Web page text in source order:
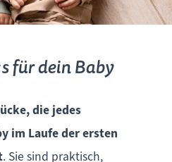
für dein Baby
die jedes
im Laufe der ersten
. Sie sind praktisch,